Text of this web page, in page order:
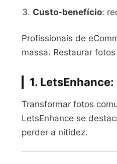
Custo-benefício:
Profissionais de
massa. Restaurar
1.
Transformar fotos
LetsEnhance se
perder a nitidez.